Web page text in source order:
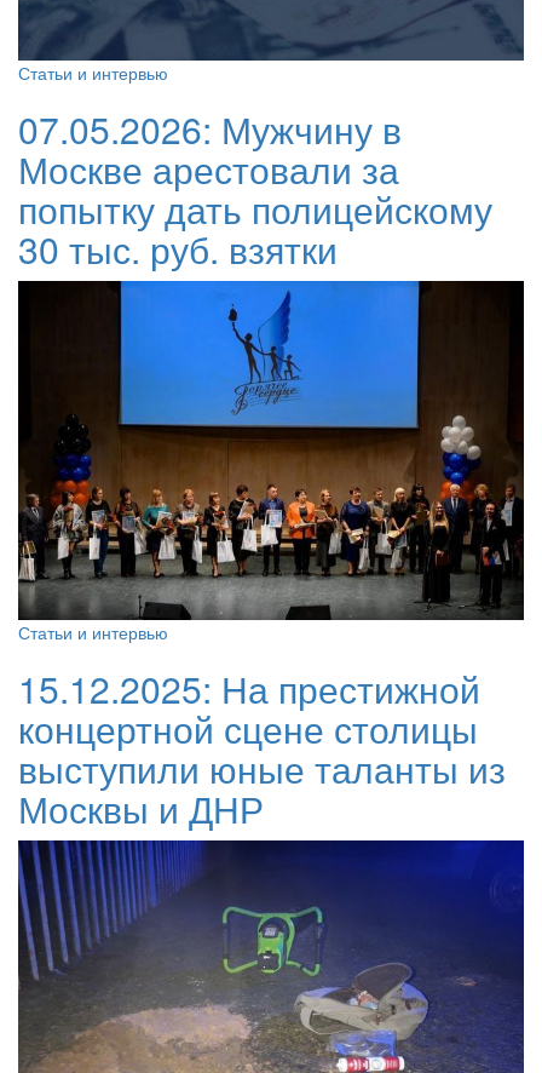
Статьи и интервью
07.05.2026: Мужчину в
Москве арестовали за
попытку дать полицейскому
30 тыс. руб. взятки
Статьи и интервью
15.12.2025: На престижной
концертной сцене столицы
выступили юные таланты из
Москвы и ДНР